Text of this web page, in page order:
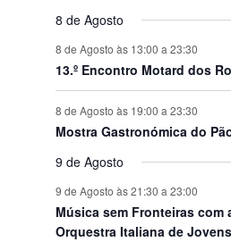
8 de Agosto
8 de Agosto às 13:00 a 23:30
13.º Encontro Motard dos
8 de Agosto às 19:00 a 23:30
Mostra Gastronómica do
9 de Agosto
9 de Agosto às 21:30 a 23:00
Música sem Fronteiras com
Orquestra Italiana de